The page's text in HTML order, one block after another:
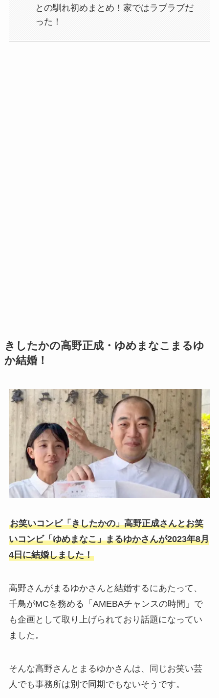
との馴れ初めまとめ！家ではラブラブだ
った！
きしたかの高野正成・ゆめまなこまるゆ
か結婚！
お笑いコンビ「きしたかの」高野正成さんとお笑
いコンビ「ゆめまなこ」まるゆかさんが2023年8月
4日に結婚しました！
高野さんがまるゆかさんと結婚するにあたって、
千鳥がMCを務める「AMEBAチャンスの時間」で
も企画として取り上げられており話題になってい
ました。
そんな高野さんとまるゆかさんは、同じお笑い芸
人でも事務所は別で同期でもないそうです。